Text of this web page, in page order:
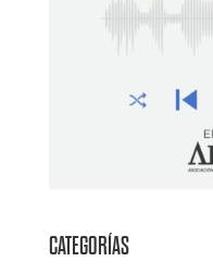
CATEGORÍAS